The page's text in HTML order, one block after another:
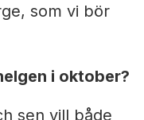
som vi bör
i oktober?
sen vill både